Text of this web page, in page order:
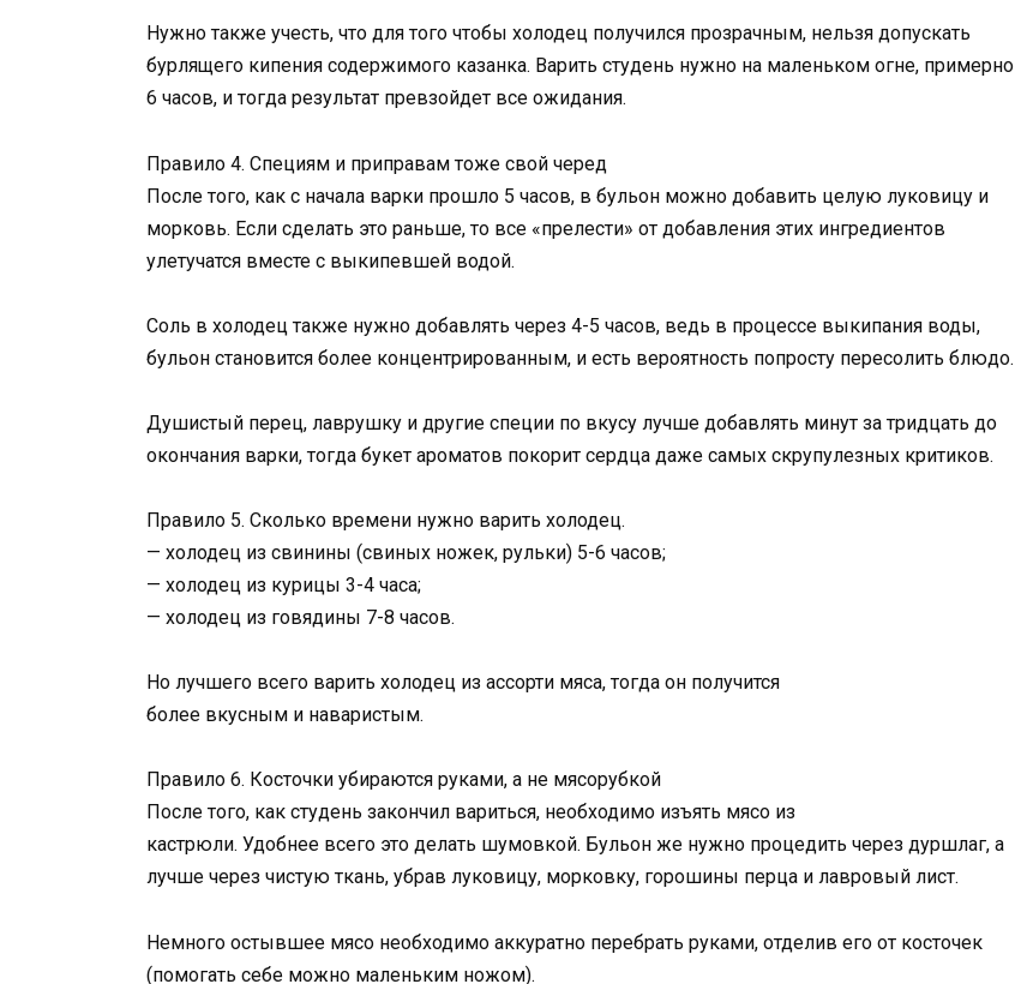
Нужно также учесть, что для того чтобы холодец получился прозрачным, нельзя допускать
бурлящего кипения содержимого казанка. Варить студень нужно на маленьком огне, примерно
6 часов, и тогда результат превзойдет все ожидания.
Правило 4. Специям и приправам тоже свой черед
После того, как с начала варки прошло 5 часов, в бульон можно добавить целую луковицу и
морковь. Если сделать это раньше, то все «прелести» от добавления этих ингредиентов
улетучатся вместе с выкипевшей водой.
Соль в холодец также нужно добавлять через 4-5 часов, ведь в процессе выкипания воды,
бульон становится более концентрированным, и есть вероятность попросту пересолить блюдо.
Душистый перец, лаврушку и другие специи по вкусу лучше добавлять минут за тридцать до
окончания варки, тогда букет ароматов покорит сердца даже самых скрупулезных критиков.
Правило 5. Сколько времени нужно варить холодец.
— холодец из свинины (свиных ножек, рульки) 5-6 часов;
— холодец из курицы 3-4 часа;
— холодец из говядины 7-8 часов.
Но лучшего всего варить холодец из ассорти мяса, тогда он получится
более вкусным и наваристым.
Правило 6. Косточки убираются руками, а не мясорубкой
После того, как студень закончил вариться, необходимо изъять мясо из
кастрюли. Удобнее всего это делать шумовкой. Бульон же нужно процедить через дуршлаг, а
лучше через чистую ткань, убрав луковицу, морковку, горошины перца и лавровый лист.
Немного остывшее мясо необходимо аккуратно перебрать руками, отделив его от косточек
(помогать себе можно маленьким ножом).